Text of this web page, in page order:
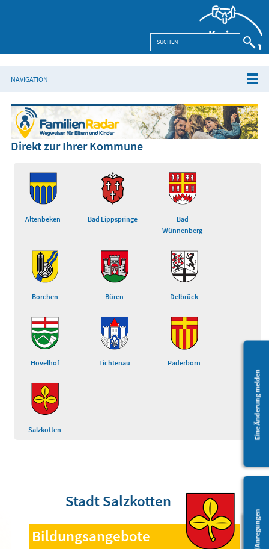
NAVIGATION
Eine Änderung melden
Direkt zur Ihrer Kommune
Altenbeken Bad Lippspringe
Bad
Wünnenberg
Borchen Büren Delbrück
Hövelhof Lichtenau Paderborn
Salzkotten
Stadt Salzkotten
Bildungsangebote